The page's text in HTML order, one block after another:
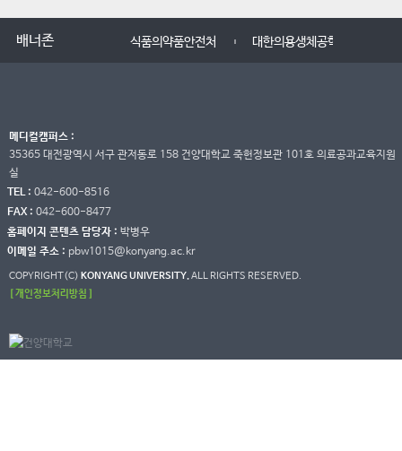
배너존 식품의약품안전처 대한의용생체공학회
메디컬캠퍼스 :
35365 대전광역시 서구 관저동로 158 건양대학교 죽헌정보관 101호 의료공과교육지원
실
TEL : 042-600-8516
FAX : 042-600-8477
홈페이지 콘텐츠 담당자 : 박병우
이메일 주소 : pbw1015@konyang.ac.kr
COPYRIGHT(C) KONYANG UNIVERSITY.ALL RIGHTS RESERVED.
[ 개인정보처리방침 ]